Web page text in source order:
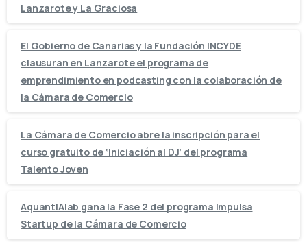
Lanzarote y La Graciosa
El Gobierno de Canarias y la Fundación INCYDE
clausuran en Lanzarote el programa de
emprendimiento en podcasting con la colaboración de
la Cámara de Comercio
La Cámara de Comercio abre la inscripción para el
curso gratuito de ‘Iniciación al DJ’ del programa
Talento Joven
AquantIAlab gana la Fase 2 del programa Impulsa
Startup de la Cámara de Comercio